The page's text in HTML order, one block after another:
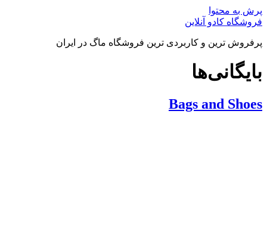
پرش به محتوا
فروشگاه کادو آنلاین
پرفروش ترین و کاربردی ترین فروشگاه ماگ در ایران
بایگانی‌ها
Bags and Shoes